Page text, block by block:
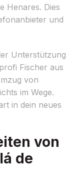
Henares. Dies
und
Unterstützung
Fischer aus
von
im Wege.
in dein neues
von
de